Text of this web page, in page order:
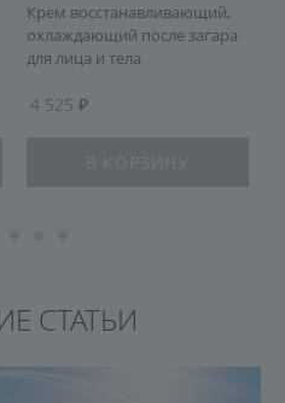
Крем восстанавливающий,
охлаждающий после загара
для лица и тела
4 525
СТАТЬИ